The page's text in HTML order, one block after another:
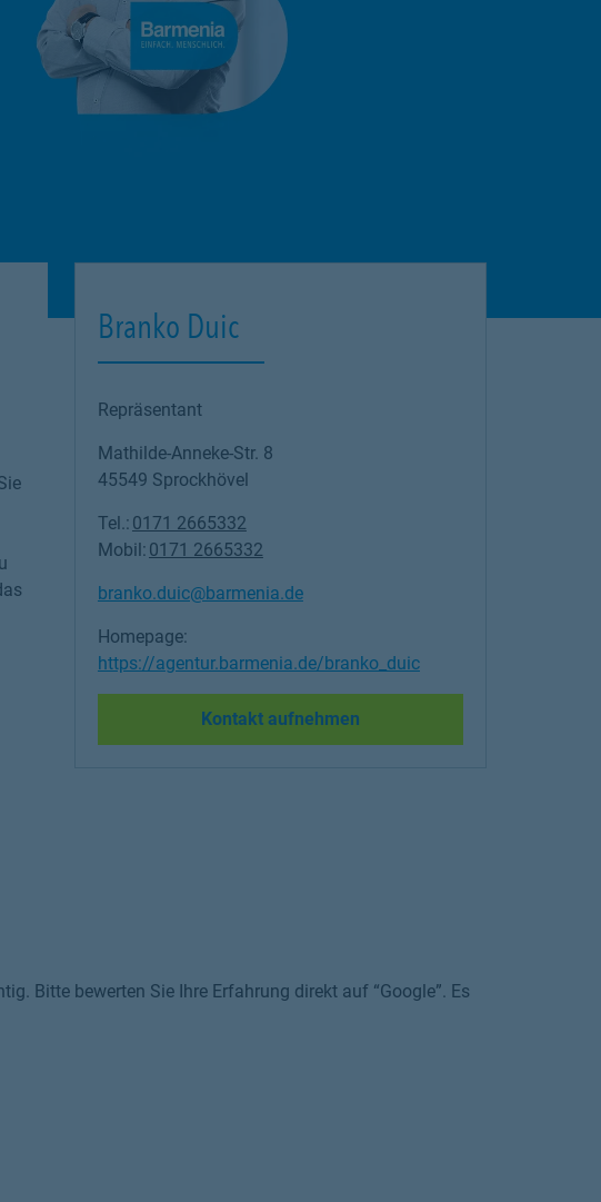
Branko Duic
Repräsentant
Mathilde-Anneke-Str. 8
45549 Sprockhövel
Tel.: 0171 2665332
Mobil: 0171 2665332
branko.duic@barmenia.de
Homepage:
https://agentur.barmenia.de/branko_duic
Kontakt aufnehmenLink Opens in New Tab
Bitte bewerten Sie Ihre Erfahrung direkt auf “Google”. Es